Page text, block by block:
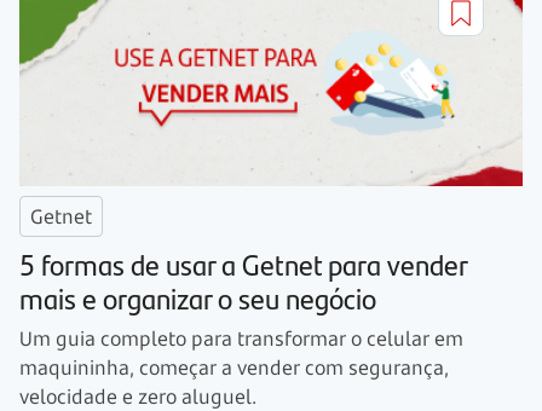
Getnet
5 formas de usar a Getnet para vender
mais e organizar o seu negócio
Um guia completo para transformar o celular em
maquininha, começar a vender com segurança,
velocidade e zero aluguel.